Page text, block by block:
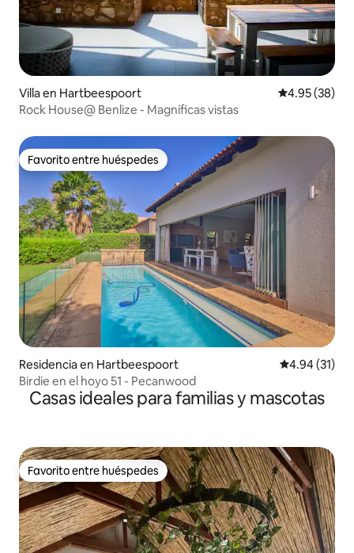
Villa en Hartbeespoort Calificación
4.95 (38)
Rock House@ Benlize - Magníficas vistas
Favorito entre huéspedes
Favorito entre huéspedes
Residencia en Hartbeespoort Calificación
4.94 (31)
Birdie en el hoyo 51 - Pecanwood
Casas ideales para familias y mascotas
Favorito entre huéspedes
Favorito entre huéspedes